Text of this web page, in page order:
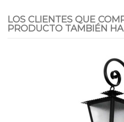
LOS CLIENTES QUE
PRODUCTO TAMBIÉN